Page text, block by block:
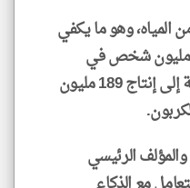
لتر من المياه، وهو ما يكفي
لتلبية احتياجات أكثر من 600 مليون شخص في
أفريقيا جنوب الصحراء، إضافة إلى إنتاج 189 مليون
الرئيسي